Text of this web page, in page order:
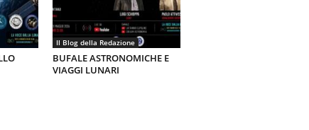
Il Blog della Redazione
BUFALE ASTRONOMICHE E
VIAGGI LUNARI